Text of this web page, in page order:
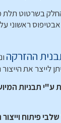
בשרטוט תלת
אבטיפוס
ההזרקה
לייצר את
ע"י תבניות
פיתוח